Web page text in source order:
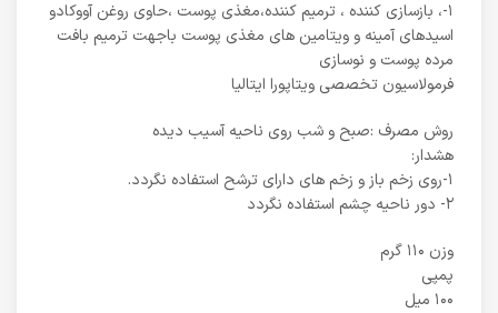
۱-، بازسازی کننده ، ترمیم کننده،مغذی پوست ،حاوی روغن آووکادو
اسیدهای آمینه و ویتامین های مغذی پوست باجهت ترمیم بافت
مرده پوست و نوسازی
فرمولاسیون تخصصی ویتاپورا ایتالیا
روش مصرف :صبح و شب روی ناحیه آسیب دیده
هشدار:
۱-روی زخم باز و زخم های دارای ترشح استفاده نگردد.
۲- دور ناحیه چشم استفاده نگردد
وزن ۱۱۰ گرم
پمپی
۱۰۰ میل